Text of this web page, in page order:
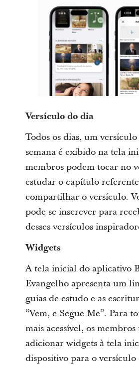
Versículo do dia
Todos os dias, um
semana é exibido na tela
membros podem tocar no
estudar o capítulo
compartilhar o versículo.
pode se inscrever para
desses versículos
Widgets
A tela inicial do aplicativo
Evangelho apresenta um
guias de estudo e as
“Vem, e Segue-Me”. Para
mais acessível, os
adicionar widgets à tela
dispositivo para o